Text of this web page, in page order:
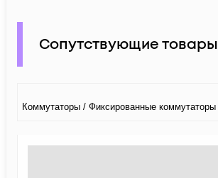
Сопутствующие товары
Коммутаторы / Фиксированные коммутаторы